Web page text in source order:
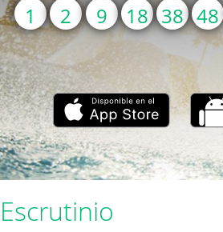
1 2 9 18 38 48
Escrutinio